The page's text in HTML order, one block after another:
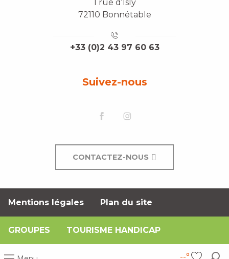
--°
1 rue d'Isly
72110 Bonnétable
+33 (0)2 43 97 60 63
Suivez-nous
CONTACTEZ-NOUS
Mentions légales Plan du site
GROUPES TOURISME HANDICAP